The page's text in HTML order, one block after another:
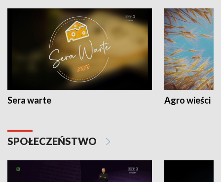
Sera warte Agro wieści
SPOŁECZEŃSTWO